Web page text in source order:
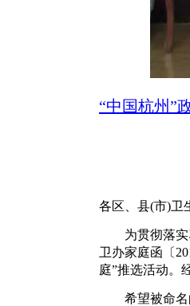
“中国杭州”
各区、县(市)卫
为贯彻落实习
卫办家庭函〔
庭”推选活动。
希望被命名的